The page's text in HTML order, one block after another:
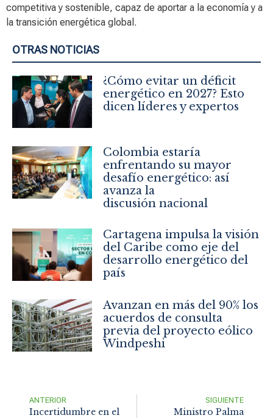
competitiva y sostenible, capaz de aportar a la economía y a
la transición energética global.
OTRAS NOTICIAS
¿Cómo evitar un déficit
energético en 2027? Esto
dicen líderes y expertos
Colombia estaría
enfrentando su mayor
desafío energético: así
avanza la
discusión nacional
Cartagena impulsa la visión
del Caribe como eje del
desarrollo energético del
país
Avanzan en más del 90% los
acuerdos de consulta
previa del proyecto eólico
Windpeshi
ANTERIOR
Incertidumbre en el
SIGUIENTE
Ministro Palma